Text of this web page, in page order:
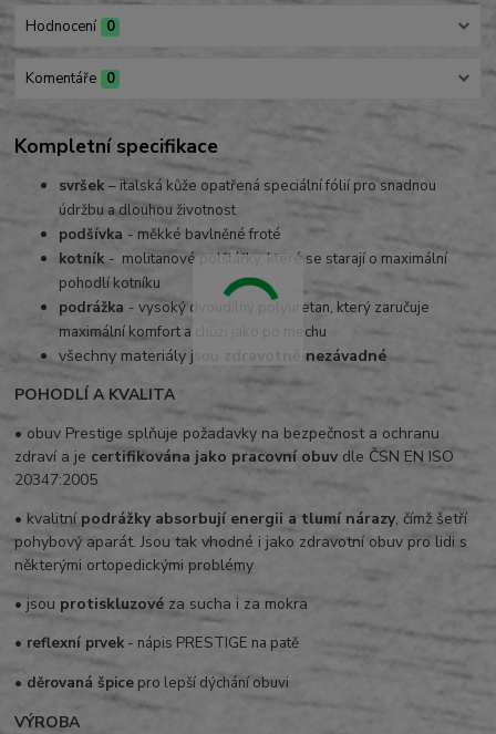
Hodnocení 0
Komentáře 0
Kompletní specifikace
svršek– italská kůže opatřená speciální fólií pro snadnou
údržbu a dlouhou životnost
podšívka - měkké bavlněné froté
kotník - molitanové polštářky, které se starají o maximální
pohodlí kotníku
podrážka - vysoký dvoudílný polyuretan, který zaručuje
maximální komfort a chůzi jako po mechu
všechny materiály jsou
zdravotně nezávadné
POHODLÍ A KVALITA
• obuv Prestige splňuje požadavky na bezpečnost a ochranu
zdraví a je certifikována jako pracovní obuv dle ČSN EN ISO
20347:2005
• kvalitní podrážky absorbují energii a tlumí nárazy, čímž šetří
pohybový aparát. Jsou tak vhodné i jako zdravotní obuv pro lidi s
některými ortopedickými problémy
• jsou protiskluzové za sucha i za mokra
• reflexní prvek - nápis PRESTIGE na patě
• děrovaná špice pro lepší dýchání obuvi
VÝROBA